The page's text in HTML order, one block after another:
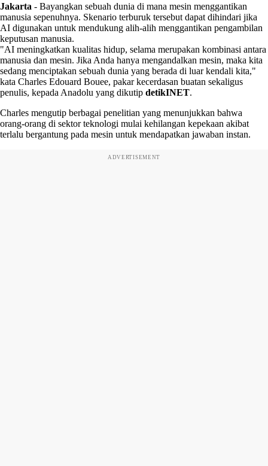
Jakarta - Bayangkan sebuah dunia di mana mesin menggantikan
manusia sepenuhnya. Skenario terburuk tersebut dapat dihindari jika
AI digunakan untuk mendukung alih-alih menggantikan pengambilan
keputusan manusia.
"AI meningkatkan kualitas hidup, selama merupakan kombinasi antara
manusia dan mesin. Jika Anda hanya mengandalkan mesin, maka kita
sedang menciptakan sebuah dunia yang berada di luar kendali kita,"
kata Charles Edouard Bouee, pakar kecerdasan buatan sekaligus
penulis, kepada Anadolu yang dikutip detikINET.
Charles mengutip berbagai penelitian yang menunjukkan bahwa
orang-orang di sektor teknologi mulai kehilangan kepekaan akibat
terlalu bergantung pada mesin untuk mendapatkan jawaban instan.
ADVERTISEMENT